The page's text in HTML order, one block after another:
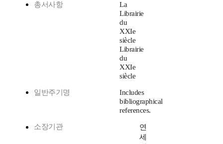
총서사항
La
Librairie
du
XXIe
siècle
Librairie
du
XXIe
siècle
일반주기명
Includes
bibliographical
references.
소장기관
연
세